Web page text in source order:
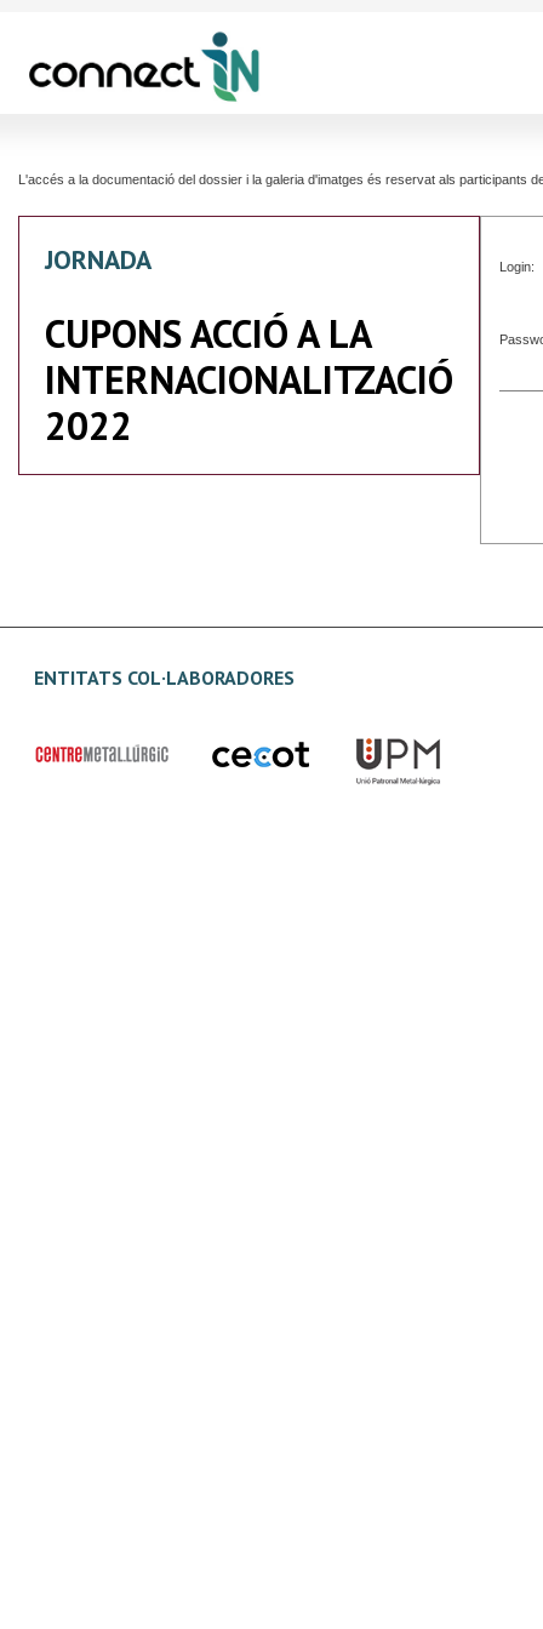
L'accés a la documentació del dossier i la galeria d'imatges és reservat als participants
JORNADA
CUPONS ACCIÓ A LA
INTERNACIONALITZACIÓ
2022
Login:
ENTITATS COL·LABORADORES